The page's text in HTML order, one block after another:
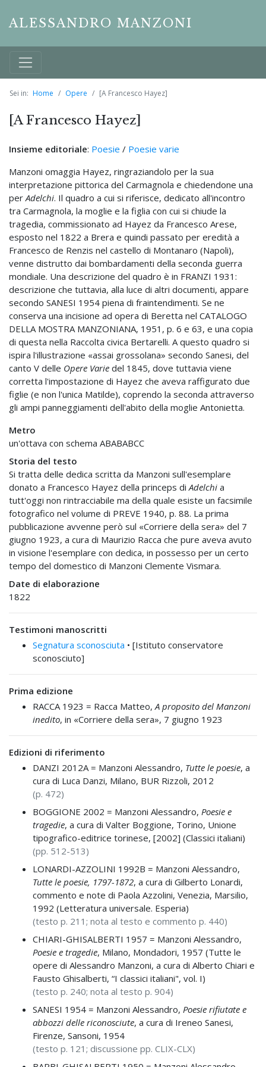
ALESSANDRO MANZONI
Sei in: Home Opere [A Francesco Hayez]
[A Francesco Hayez]
Insieme editoriale: Poesie / Poesie varie
Manzoni omaggia Hayez, ringraziandolo per la sua
interpretazione pittorica del Carmagnola e chiedendone una
perAdelchi. Il quadro a cui si riferisce, dedicato all'incontro
tra Carmagnola, la moglie e la figlia con cui si chiude la
tragedia, commissionato ad Hayez da Francesco Arese,
esposto nel 1822 a Brera e quindi passato per eredità a
Francesco de Renzis nel castello di Montanaro (Napoli),
venne distrutto dai bombardamenti della seconda guerra
mondiale. Una descrizione del quadro è in FRANZI 1931:
descrizione che tuttavia, alla luce di altri documenti, appare
secondo SANESI 1954 piena di fraintendimenti. Se ne
conserva una incisione ad opera di Beretta nel CATALOGO
DELLA MOSTRA MANZONIANA, 1951, p. 6 e 63, e una copia
di questa nella Raccolta civica Bertarelli. A questo quadro si
ispira l'illustrazione «assai grossolana» secondo Sanesi, del
canto V delle Opere Varie del 1845, dove tuttavia viene
corretta l'impostazione di Hayez che aveva raffigurato due
figlie (e non l'unica Matilde), coprendo la seconda attraverso
gli ampi panneggiamenti dell'abito della moglie Antonietta.
Metro
un'ottava con schema ABABABCC
Storia del testo
Si tratta delle dedica scritta da Manzoni sull'esemplare
donato a Francesco Hayez della princeps diAdelchi a
tutt'oggi non rintracciabile ma della quale esiste un facsimile
fotografico nel volume di PREVE 1940, p. 88. La prima
pubblicazione avvenne però sul «Corriere della sera» del 7
giugno 1923, a cura di Maurizio Racca che pure aveva avuto
in visione l'esemplare con dedica, in possesso per un certo
tempo del domestico di Manzoni Clemente Vismara.
Date di elaborazione
1822
Testimoni manoscritti
Segnatura sconosciuta • [Istituto conservatore
sconosciuto]
Prima edizione
RACCA 1923 = Racca Matteo,A proposito del Manzoni
inedito, in «Corriere della sera», 7 giugno 1923
Edizioni di riferimento
DANZI 2012A = Manzoni Alessandro, Tutte le poesie, a
cura di Luca Danzi, Milano, BUR Rizzoli, 2012
(p. 472)
BOGGIONE 2002 = Manzoni Alessandro, Poesie e
tragedie, a cura di Valter Boggione, Torino, Unione
tipografico-editrice torinese, [2002] (Classici italiani)
(pp. 512-513)
LONARDI-AZZOLINI 1992B = Manzoni Alessandro,
Tutte le poesie, 1797-1872, a cura di Gilberto Lonardi,
commento e note di Paola Azzolini, Venezia, Marsilio,
1992 (Letteratura universale. Esperia)
(testo p. 211; nota al testo e commento p. 440)
CHIARI-GHISALBERTI 1957 = Manzoni Alessandro,
Poesie e tragedie, Milano, Mondadori, 1957 (Tutte le
opere di Alessandro Manzoni, a cura di Alberto Chiari e
Fausto Ghisalberti, “I classici italiani", vol. I)
(testo p. 240; nota al testo p. 904)
SANESI 1954 = Manzoni Alessandro, Poesie rifiutate e
abbozzi delle riconosciute, a cura di Ireneo Sanesi,
Firenze, Sansoni, 1954
(testo p. 121; discussione pp. CLIX-CLX)